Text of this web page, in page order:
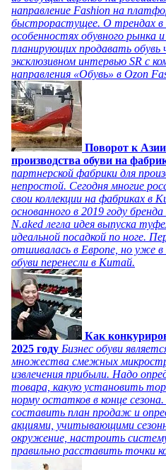
направление Fashion на
быстрорастущее. О трендах в
особенностях обувного рынка и
планирующих продавать обувь
эксклюзивном интервью SR с
направления «Обувь» в Ozon
Поворот к
производства обуви на
партнерской фабрики для
непростой. Сегодня многие
свои коллекции на фабриках в
основанного в 2019 году
N.aked легла идея выпуска
идеальной посадкой по ноге.
отшивалась в Европе, но уже в
обуви перенесли в Китай.
Как
2025 году Бизнес обуви
множества смежных
извлечения прибыли. Надо
товара, какую установить
норму остатков в конце
составить план продаж и
акциями, учитывающими
окружение, настроить
правильно расставить точки